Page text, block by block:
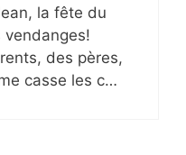
la fête du
vendanges!
des pères,
casse les c…